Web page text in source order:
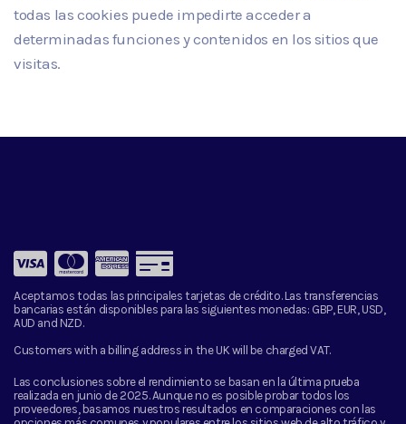
todas las cookies puede impedirte acceder a
determinadas funciones y contenidos en los sitios que
visitas.
Aceptamos todas las principales tarjetas de crédito. Las transferencias
bancarias están disponibles para las siguientes monedas: GBP, EUR, USD,
AUD and NZD.
Customers with a billing address in the UK will be charged VAT.
Las conclusiones sobre el rendimiento se basan en la última prueba
realizada en junio de 2025. Aunque no es posible probar todos los
proveedores, basamos nuestros resultados en comparaciones con las